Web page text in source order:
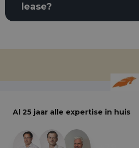
lease?
Al 25 jaar alle expertise in huis